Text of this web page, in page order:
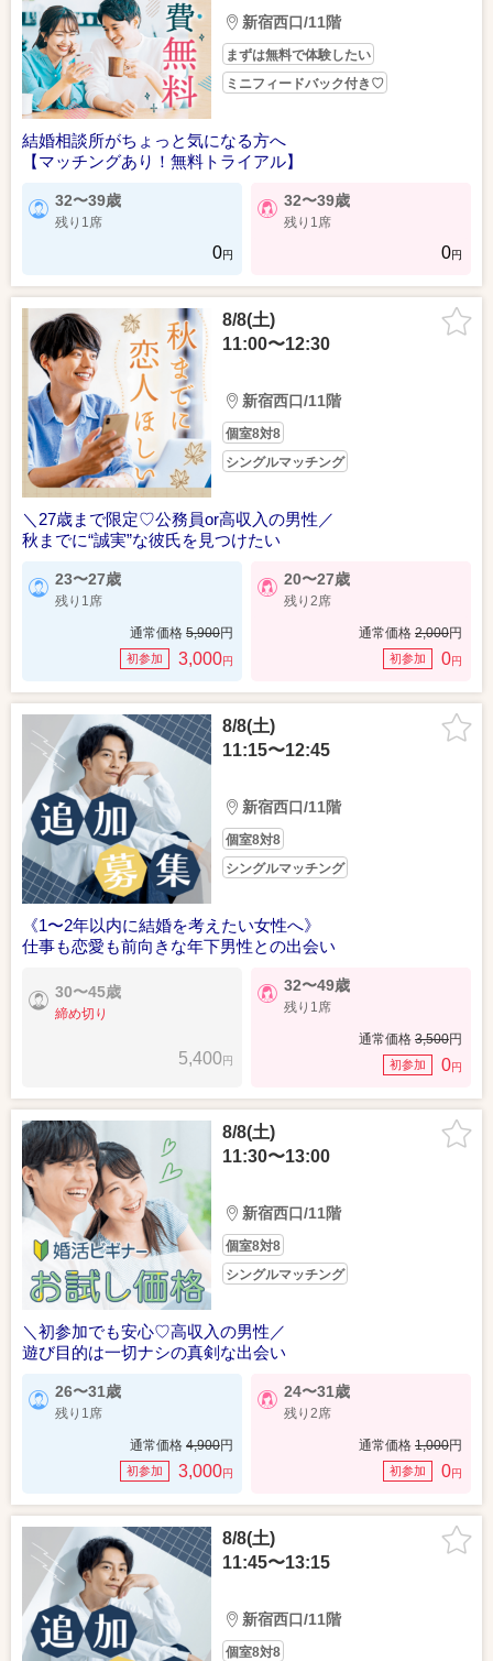
新宿西口地上8番出口を出てまっすぐ3分進むだけ！
左手に「ヨドバシカメラ」を抜けると「新宿郵便局」があります。
郵便局の通りを挟んだ向かい側のビル11階が新宿会場です。
新宿駅西口の「ヨドバシカメラ」の方向に会場があります。
【新宿区西新宿1-13-12 西新宿昭和ビル11階】
新宿南口ラウンジ6F 恵比寿アネックス
新宿西口/11階
まずは無料で体験したい
ミニフィードバック付き♡
結婚相談所がちょっと気になる方へ
【マッチングあり！無料トライアル】
32〜39歳
残り1席
0円
32〜39歳
残り1席
0円
8/8(土)
11:00〜12:30
新宿西口/11階
個室8対8
シングルマッチング
＼27歳まで限定♡公務員or高収入の男性／
秋までに“誠実”な彼氏を見つけたい
23〜27歳
残り1席
通常価格 5,900円
初参加 3,000円
20〜27歳
残り2席
通常価格 2,000円
初参加 0円
8/8(土)
11:15〜12:45
新宿西口/11階
個室8対8
シングルマッチング
《1〜2年以内に結婚を考えたい女性へ》
仕事も恋愛も前向きな年下男性との出会い
30〜45歳
締め切り
5,400円
32〜49歳
残り1席
通常価格 3,500円
初参加 0円
8/8(土)
11:30〜13:00
新宿西口/11階
個室8対8
シングルマッチング
＼初参加でも安心♡高収入の男性／
遊び目的は一切ナシの真剣な出会い
26〜31歳
残り1席
通常価格 4,900円
初参加 3,000円
24〜31歳
残り2席
通常価格 1,000円
初参加 0円
8/8(土)
11:45〜13:15
新宿西口/11階
個室8対8